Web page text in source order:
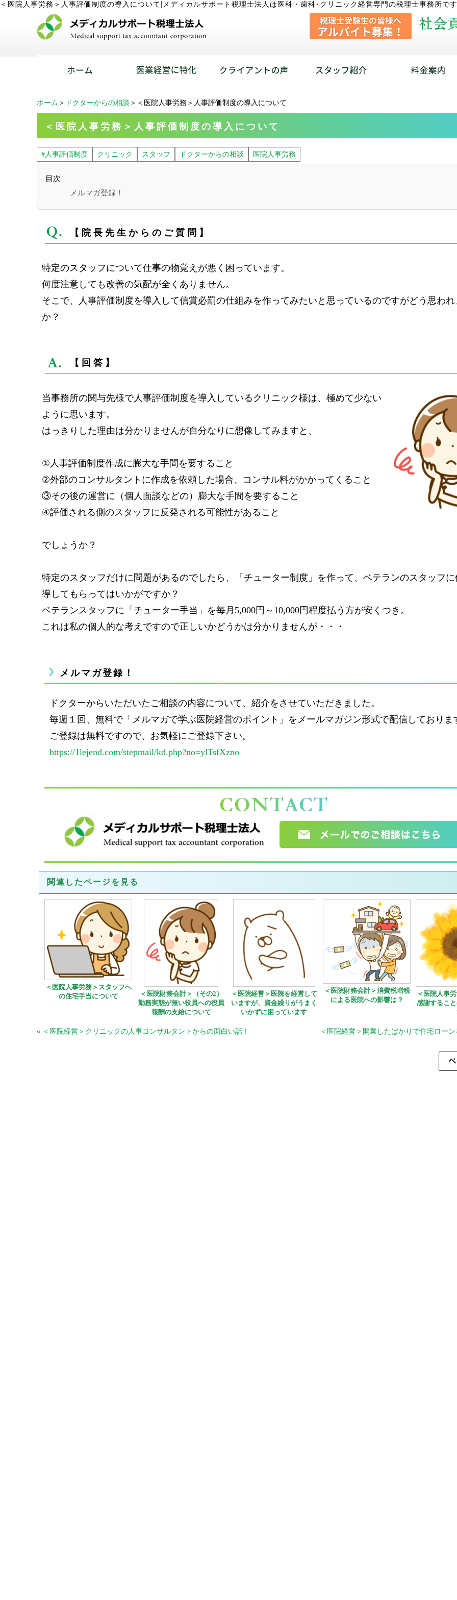
＜医院人事労務＞人事評価制度の導入について メディカルサポート税理士法人は医科・歯科･クリニック経営専門の税理士事務所です
ホーム ＞ ドクターからの相談 ＞＜医院人事労務＞人事評価制度の導入について
＜医院人事労務＞人事評価制度の導入について
#人事評価制度 クリニック スタッフ ドクターからの相談 医院人事労務
目次
メルマガ登録！
【院長先生からのご質問】
特定のスタッフについて仕事の物覚えが悪く困っています。
何度注意しても改善の気配が全くありません。
そこで、人事評価制度を導入して信賞必罰の仕組みを作ってみたいと思っているのですがどう思われ
か？
【回答】
当事務所の関与先様で人事評価制度を導入しているクリニック様は、極めて少ない
ように思います。
はっきりした理由は分かりませんが自分なりに想像してみますと、
①人事評価制度作成に膨大な手間を要すること
②外部のコンサルタントに作成を依頼した場合、コンサル料がかかってくること
③その後の運営に（個人面談などの）膨大な手間を要すること
④評価される側のスタッフに反発される可能性があること
でしょうか？
特定のスタッフだけに問題があるのでしたら、「チューター制度」を作って、ベテランのスタッフ
導してもらってはいかがですか？
ベテランスタッフに「チューター手当」を毎月5,000円～10,000円程度払う方が安くつき。
これは私の個人的な考えですので正しいかどうかは分かりませんが・・・
メルマガ登録！
ドクターからいただいたご相談の内容について、紹介をさせていただきました。
毎週１回、無料で「メルマガで学ぶ医院経営のポイント」をメールマガジン形式で配信しておりま
ご登録は無料ですので、お気軽にご登録下さい。
https://1lejend.com/stepmail/kd.php?no=ylTsfXzno
関連したページを見る
＜医院人事労務＞スタッフへ
の住宅手当について
＜医院財務会計＞（その2）
勤務実態が無い役員への役員
報酬の支給について
＜医院経営＞医院を経営して
いますが、資金繰りがうまく
いかずに困っています
＜医院財務会計＞消費税増税
による医院への影響は？
＜医院人事
感謝するこ
« ＜医院経営＞クリニックの人事コンサルタントからの面白い話！ ＜医院経営＞開業したばかりで住宅ロー